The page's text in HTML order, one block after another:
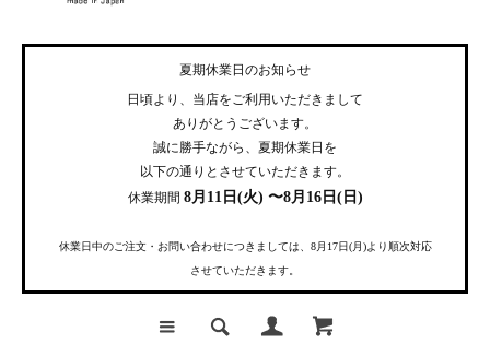
夏期休業日のお知らせ
日頃より、当店をご利用いただきまして
ありがとうございます。
誠に勝手ながら、夏期休業日を
以下の通りとさせていただきます。
休業期間 8月11日(火) 〜8月16日(日)
休業日中のご注文・お問い合わせにつきましては、8月17日(月)より順次対応
させていただきます。